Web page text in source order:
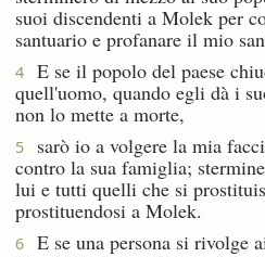
suoi discendenti a Molek per
santuario e profanare il mio
4
E se il popolo del paese
quell'uomo, quando egli dà i
non lo mette a morte,
5
sarò io a volgere la mia
contro la sua famiglia;
lui e tutti quelli che si
prostituendosi a Molek.
6
E se una persona si rivolge